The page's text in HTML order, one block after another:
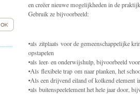
en creëer nieuwe mogelijkheden in de
Gebruik ze bijvoorbeeld:
•als zitplaats voor de gemeenschappelijke
opstapelen
•als leer- en onderwijshulp, bijvoorbeeld
•Als flexibele trap om naar planken, het
•Als een drijvend eiland of kolkend element
•als buitenspeelelement het hele jaar door,